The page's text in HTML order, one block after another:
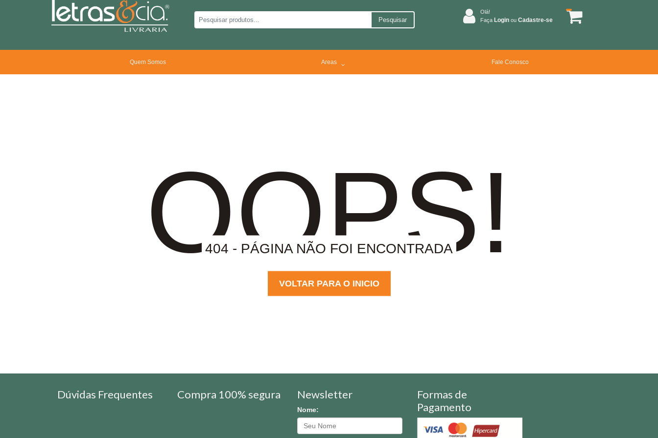
Pesquisar
Olá!
Faça Login ou Cadastre-se
Quem Somos Areas Fale Conosco
OOPS!
404 - PÁGINA NÃO FOI ENCONTRADA
VOLTAR PARA O INICIO
Dúvidas Frequentes Compra 100% segura Newsletter
Nome:
Formas de
Pagamento